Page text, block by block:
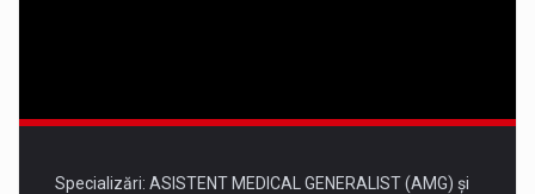
Specializări: ASISTENT MEDICAL GENERALIST (AMG) și